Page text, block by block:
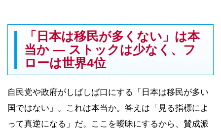
「日本は移民が多くない」は本
当か ― ストックは少なく、フ
ローは世界4位
自民党や政府がしばしば口にする「日本は移民が多い
国ではない」。これは本当か。答えは「見る指標によ
って真逆になる」だ。ここを曖昧にするから、賛成派